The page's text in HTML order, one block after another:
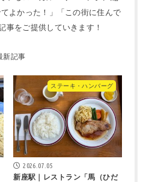
よかった！」「この街に住んで
事をご提供していきます！
ステーキ・ハンバーグ
2026.07.05
新座駅｜レストラン「馬（ひだ